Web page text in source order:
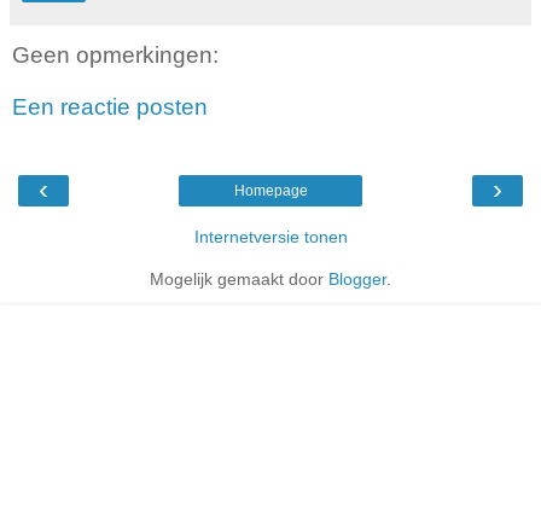
Geen opmerkingen:
Een reactie posten
‹ ›
Homepage
Internetversie tonen
Mogelijk gemaakt door Blogger.